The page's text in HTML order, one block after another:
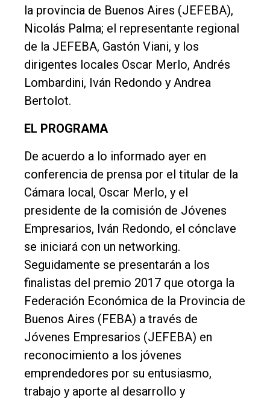
Nosotros
Contacto
la provincia de Buenos Aires (JEFEBA),
Nicolás Palma; el representante regional
de la JEFEBA, Gastón Viani, y los
dirigentes locales Oscar Merlo, Andrés
Lombardini, Iván Redondo y Andrea
Bertolot.
EL PROGRAMA
De acuerdo a lo informado ayer en
conferencia de prensa por el titular de la
Cámara local, Oscar Merlo, y el
presidente de la comisión de Jóvenes
Empresarios, Iván Redondo, el cónclave
se iniciará con un networking.
Seguidamente se presentarán a los
finalistas del premio 2017 que otorga la
Federación Económica de la Provincia de
Buenos Aires (FEBA) a través de
Jóvenes Empresarios (JEFEBA) en
reconocimiento a los jóvenes
emprendedores por su entusiasmo,
trabajo y aporte al desarrollo y